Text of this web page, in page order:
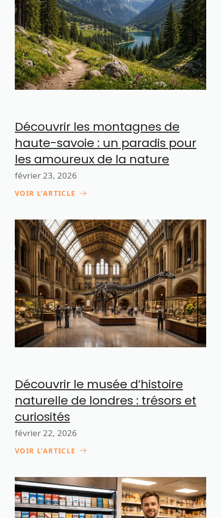
Découvrir les montagnes de
haute-savoie : un paradis pour
les amoureux de la nature
février 23, 2026
VOIR L’ARTICLE
Découvrir le musée d’histoire
naturelle de londres : trésors et
curiosités
février 22, 2026
VOIR L’ARTICLE